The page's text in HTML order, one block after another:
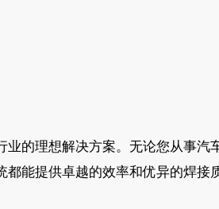
的理想解决方案。无论您从事汽
都能提供卓越的效率和优异的焊接